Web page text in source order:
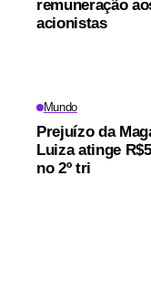
remuneração
acionistas
Mundo
Prejuízo da
Luiza atinge
no 2º tri